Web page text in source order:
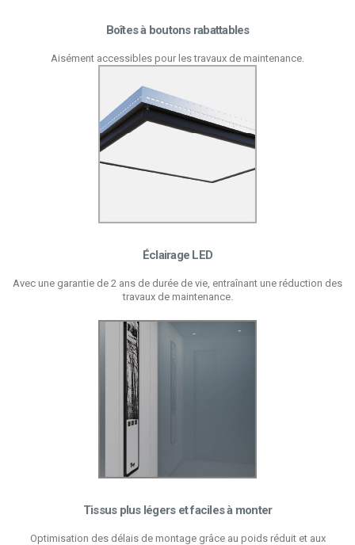
Boîtes à boutons rabattables
Aisément accessibles pour les travaux de maintenance.
Éclairage LED
Avec une garantie de 2 ans de durée de vie, entraînant une réduction des
travaux de maintenance.
Tissus plus légers et faciles à monter
Optimisation des délais de montage grâce au poids réduit et aux